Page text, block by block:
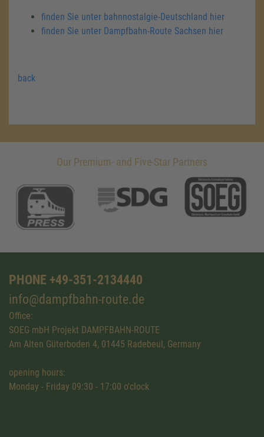
finden Sie unter bahnnostalgie-Deutschland hier
finden Sie unter Dampfbahn-Route Sachsen hier
back
Our Premium- and Five-Star Partners
PHONE +49-351-2134440
info@dampfbahn-route.de
Office:
SOEG mbH Projekt DAMPFBAHN-ROUTE
Am Alten Güterboden 4, 01445 Radebeul, Germany
opening hours:
Monday - Friday 09:30 - 17:00 o'clock